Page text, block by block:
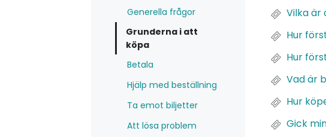
Generella frågor
Grunderna i att
köpa
Betala
Hjälp med beställning
Ta emot biljetter
Att lösa problem
Vilka är
Hur
Hur
Vad är
Hur
Gick